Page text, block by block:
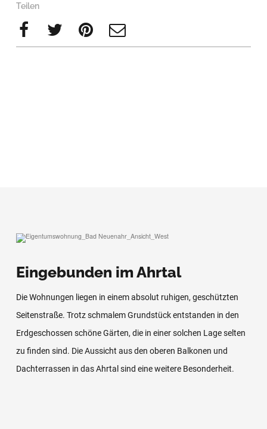
Teilen
Eingebunden im Ahrtal
Die Wohnungen liegen in einem absolut ruhigen, geschützten
Seitenstraße. Trotz schmalem Grundstück entstanden in den
Erdgeschossen schöne Gärten, die in einer solchen Lage selten
zu finden sind. Die Aussicht aus den oberen Balkonen und
Dachterrassen in das Ahrtal sind eine weitere Besonderheit.